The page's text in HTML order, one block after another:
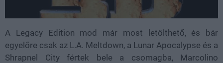
A Legacy Edition mod már most letölthető, és bár
egyelőre csak az L.A. Meltdown, a Lunar Apocalypse és a
Shrapnel City fértek bele a csomagba, Marcolino